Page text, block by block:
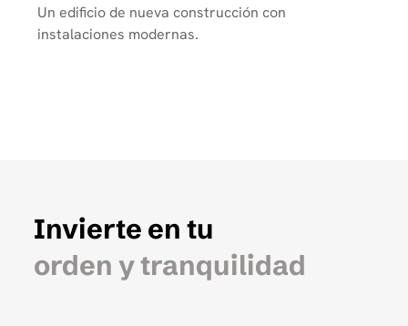
Un edificio de nueva construcción con
instalaciones modernas.
Invierte en tu
orden y tranquilidad